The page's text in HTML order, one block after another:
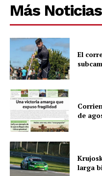
Más Noticias
El
de
larga